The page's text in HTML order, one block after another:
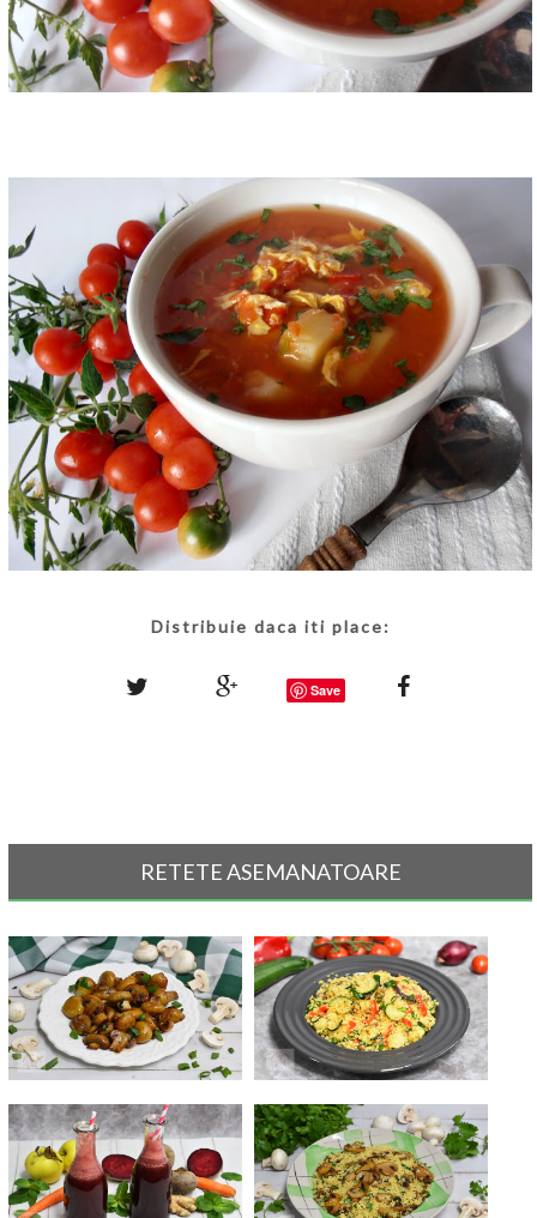
Distribuie daca iti place:
Save
RETETE ASEMANATOARE
Ciuperci cu usturoi la tigaie Cous cous (cuscus) cu legume